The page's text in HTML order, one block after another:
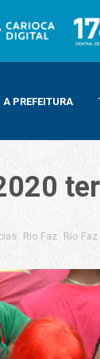
A PREFEITURA
Rio Faz Rio